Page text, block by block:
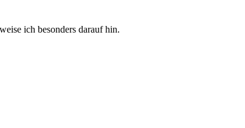
ich besonders darauf hin.